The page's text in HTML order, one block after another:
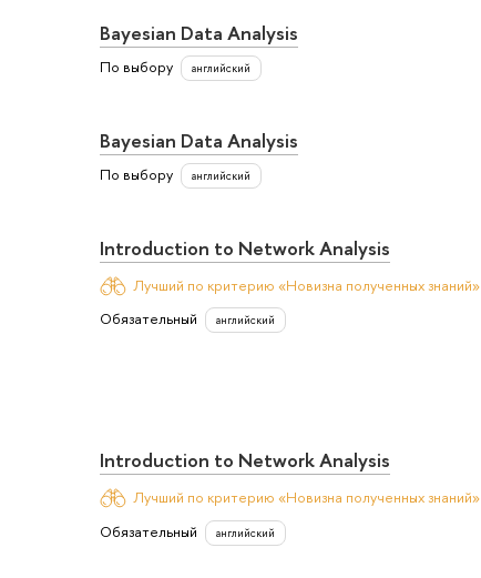
Bayesian Data Analysis
По выбору английский
Bayesian Data Analysis
По выбору английский
Introduction to Network Analysis
Лучший по критерию «Новизна полученных знаний»
Обязательный
английский
Introduction to Network Analysis
Лучший по критерию «Новизна полученных знаний»
Обязательный
английский